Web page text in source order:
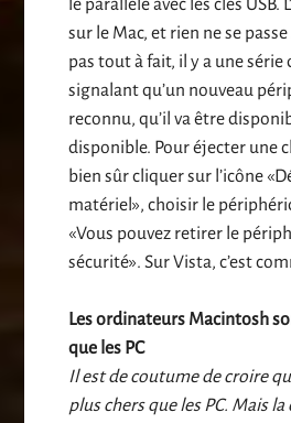
le parallèle avec les clés USB.
sur le Mac, et rien ne se
pas tout à fait, il y a une série
signalant qu’un nouveau
reconnu, qu’il va être
disponible. Pour éjecter une
bien sûr cliquer sur l’icône
matériel», choisir le
«Vous pouvez retirer le
sécurité». Sur Vista, c’est
Les ordinateurs Macintosh
que les PC
Il est de coutume de croire
plus chers que les PC. Mais